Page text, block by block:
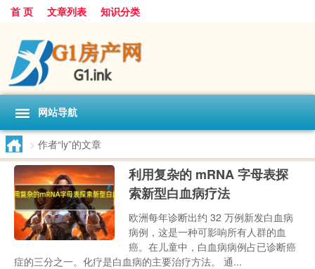
首 页 文章列表 知识分类
网站导航
> 作者“ly”的文章
利用复杂的 mRNA 字母表探
索新型白血病疗法
欧洲每年诊断出约 32 万例新发白血病
病例，这是一种可影响所有人群的血
癌。在儿童中，白血病病例占已诊断癌
症的三分之一。化疗是白血病的主要治疗方法。 通...